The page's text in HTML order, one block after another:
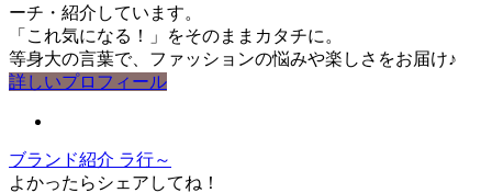
ーチ・紹介しています。
「これ気になる！」をそのままカタチに。
等身大の言葉で、ファッションの悩みや楽しさをお届け♪
詳しいプロフィール
ブランド紹介 ラ行～
よかったらシェアしてね！